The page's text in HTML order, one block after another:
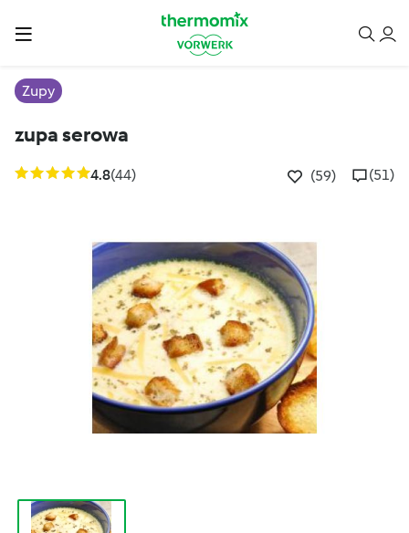
Zupy
zupa serowa
4.8(44) (59) (51)